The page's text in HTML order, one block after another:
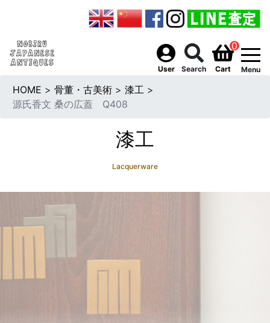
User Search
0
Cart Menu
HOME > 骨董・古美術 > 漆工 >
源氏香文 桑の広蓋 Q408
漆工
Lacquerware